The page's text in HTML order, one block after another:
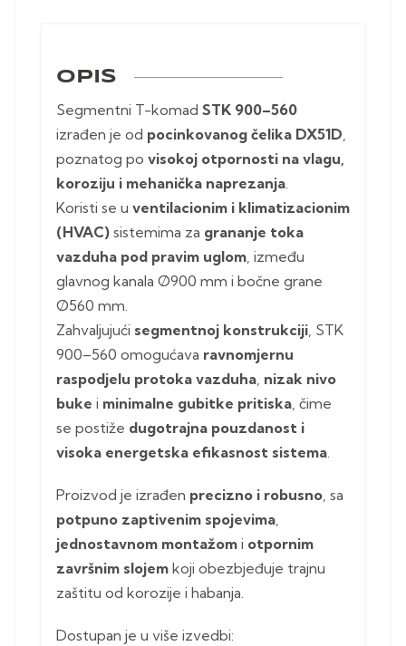
OPIS
Segmentni T-komad STK 900–560
izrađen je od pocinkovanog čelika DX51D,
poznatog po visokoj otpornosti na vlagu,
koroziju i mehanička naprezanja.
Koristi se u ventilacionim i klimatizacionim
(HVAC) sistemima za grananje toka
vazduha pod pravim uglom, između
glavnog kanala Ø900 mm i bočne grane
Ø560 mm.
Zahvaljujući segmentnoj konstrukciji, STK
900–560 omogućava ravnomjernu
raspodjelu protoka vazduha, nizak nivo
buke i minimalne gubitke pritiska, čime
se postiže dugotrajna pouzdanost i
visoka energetska efikasnost sistema.
Proizvod je izrađen precizno i robusno, sa
potpuno zaptivenim spojevima,
jednostavnom montažom i otpornim
završnim slojem koji obezbjeđuje trajnu
zaštitu od korozije i habanja.
Dostupan je u više izvedbi: